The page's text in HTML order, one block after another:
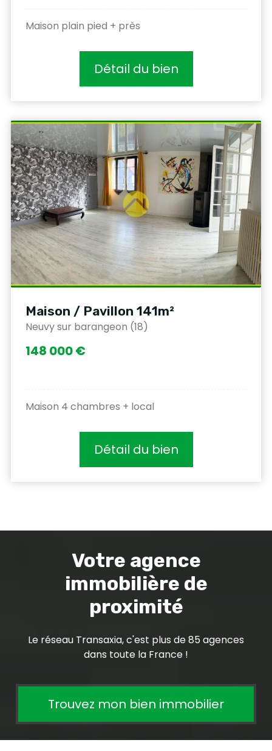
Maison plain pied + près
Détail du bien
Maison / Pavillon 141m²
Neuvy sur barangeon (18)
148 000 €
Maison 4 chambres + local
Détail du bien
Votre agence
immobilière de
proximité
Le réseau Transaxia, c'est plus de 85 agences
dans toute la France !
Trouvez mon bien immobilier